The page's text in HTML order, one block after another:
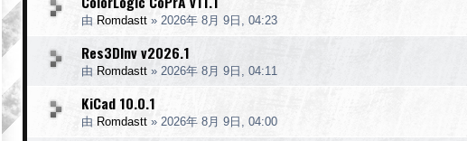
由 Romdastt » 2026年 8月 9日, 04:23
Res3DInv v2026.1
由 Romdastt » 2026年 8月 9日, 04:11
KiCad 10.0.1
由 Romdastt » 2026年 8月 9日, 04:00